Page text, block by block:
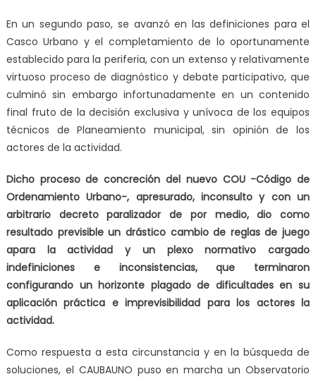
En un segundo paso, se avanzó en las definiciones para el
Casco Urbano y el completamiento de lo oportunamente
establecido para la periferia, con un extenso y relativamente
virtuoso proceso de diagnóstico y debate participativo, que
culminó sin embargo infortunadamente en uncontenido
final fruto de la decisión exclusiva y unívoca de los equipos
técnicos de Planeamiento municipal, sin opinión de los
actores de la actividad.
Dicho proceso de concreción del nuevo COU -Código de
Ordenamiento Urbano-, apresurado, inconsulto y con un
arbitrario decreto paralizador de por medio, dio como
resultado previsible un drástico cambio de reglas de juego
apara la actividad y un plexo normativo cargado
indefiniciones e inconsistencias, que terminaron
configurando un horizonte plagado de dificultades en su
aplicación práctica e imprevisibilidad para los actores la
actividad.
Como respuesta a esta circunstancia y en la búsqueda de
soluciones, el CAUBAUNO puso en marcha un Observatorio